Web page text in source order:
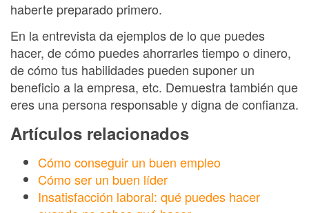
haberte preparado primero.
En la entrevista da ejemplos de lo que puedes
hacer, de cómo puedes ahorrarles tiempo o dinero,
de cómo tus habilidades pueden suponer un
beneficio a la empresa, etc. Demuestra también que
eres una persona responsable y digna de confianza.
Artículos relacionados
Cómo conseguir un buen empleo
Cómo ser un buen líder
Insatisfacción laboral: qué puedes hacer